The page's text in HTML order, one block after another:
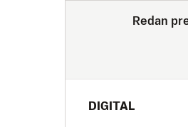
Redan
DIGITAL